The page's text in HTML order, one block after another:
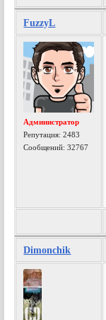
FuzzyL
Администратор
Репутация:2483
Сообщений: 32767
Dimonchik